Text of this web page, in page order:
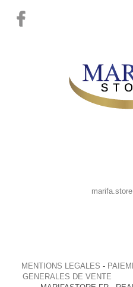
MENTIONS LEGALES -
GENERALES DE VENTE